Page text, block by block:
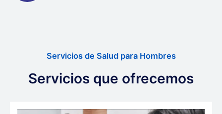
Servicios de Salud para Hombres
Servicios que ofrecemos